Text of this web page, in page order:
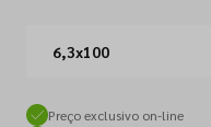
6,3x100
Preço exclusivo on-line